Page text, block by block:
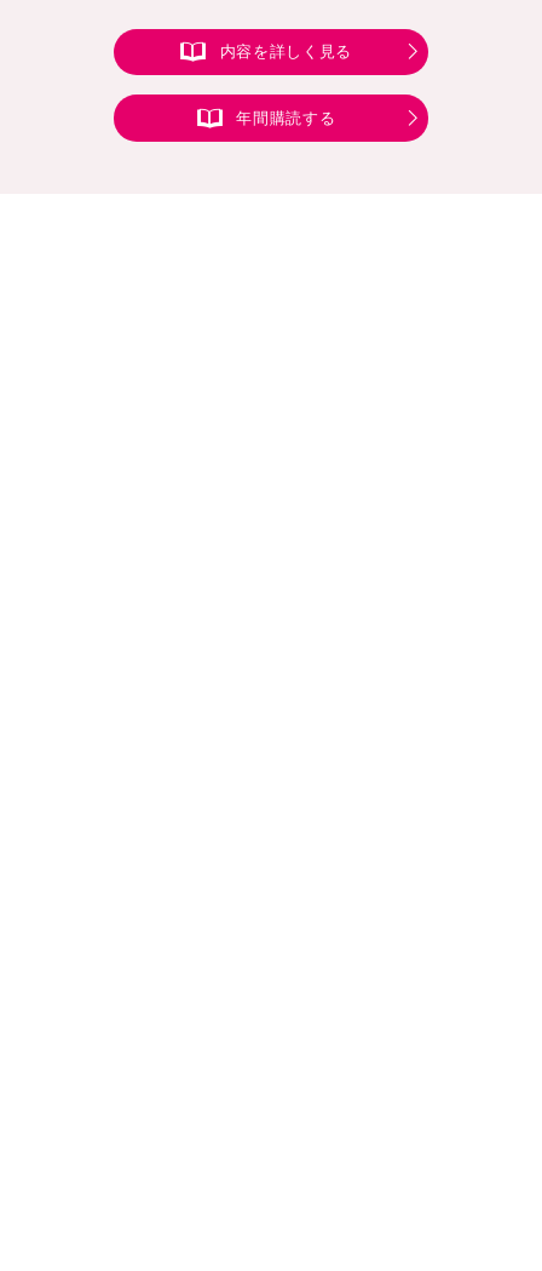
内容を詳しく見る
年間購読する